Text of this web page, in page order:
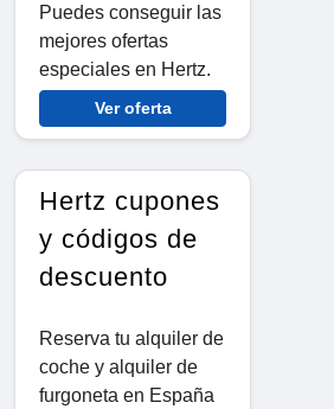
Puedes conseguir las
mejores ofertas
especiales en Hertz.
Ver oferta
Hertz cupones
y códigos de
descuento
Reserva tu alquiler de
coche y alquiler de
furgoneta en España